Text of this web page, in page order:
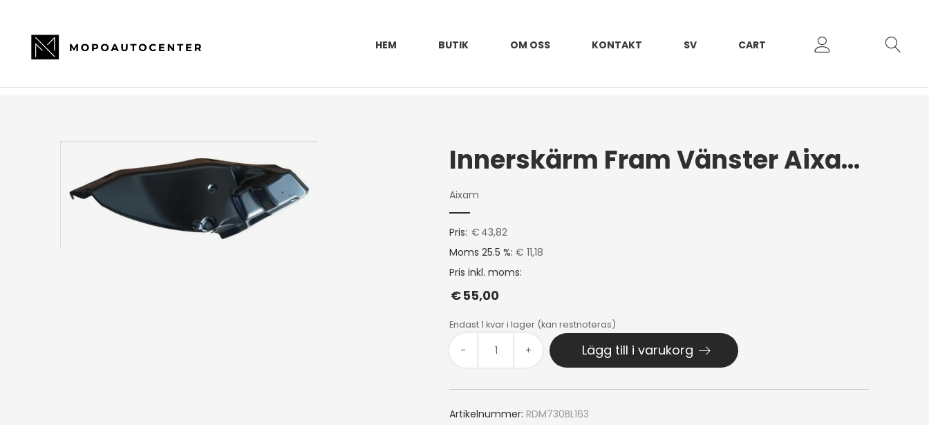
HEM BUTIK OM OSS KONTAKT SV CART
Innerskärm Fram Vänster Aixam Emotion 2020+
Aixam
Pris: € 43,82
Moms 25.5 %: € 11,18
Pris inkl. moms:
€55,00
Endast 1 kvar i lager (kan restnoteras)
- + Lägg till i varukorg
Artikelnummer: RDM730BL163